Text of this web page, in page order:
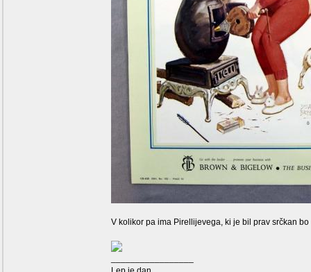
V kolikor pa ima Pirellijevega, ki je bil prav srčkan